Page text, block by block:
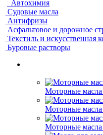
Автохимия
Судовые масла
Антифризы
Асфальтовое и дорожное
Текстиль и искусственная
Буровые растворы
Моторные масла
Моторные
Моторные масла